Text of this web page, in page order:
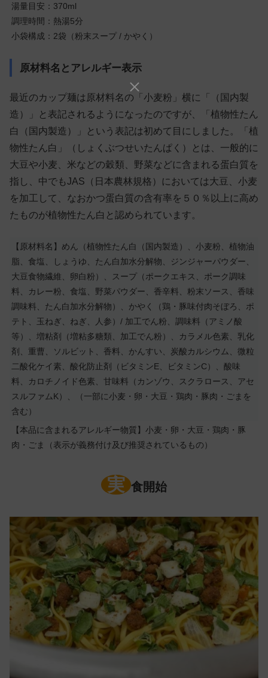
湯量目安：370ml
調理時間：熱湯5分
小袋構成：2袋（粉末スープ / かやく）
原材料名とアレルギー表示
最近のカップ麺は原材料名の「小麦粉」横に「（国内製
造）」と表記されるようになったのですが、「植物性たん
白（国内製造）」という表記は初めて目にしました。「植
物性たん白」（しょくぶつせいたんぱく）とは、一般的に
大豆や小麦、米などの穀類、野菜などに含まれる蛋白質を
指し、中でもJAS（日本農林規格）においては大豆、小麦
を加工して、なおかつ蛋白質の含有率を５０％以上に高め
たものが植物性たん白と認められています。
【原材料名】めん（植物性たん白（国内製造）、小麦粉、植物油
脂、食塩、しょうゆ、たん白加水分解物、ジンジャーパウダー、
大豆食物繊維、卵白粉）、スープ（ポークエキス、ポーク調味
料、カレー粉、食塩、野菜パウダー、香辛料、粉末ソース、香味
調味料、たん白加水分解物）、かやく（鶏・豚味付肉そぼろ、ポ
テト、玉ねぎ、ねぎ、人参）/ 加工でん粉、調味料（アミノ酸
等）、増粘剤（増粘多糖類、加工でん粉）、カラメル色素、乳化
剤、重曹、ソルビット、香料、かんすい、炭酸カルシウム、微粒
二酸化ケイ素、酸化防止剤（ビタミンE、ビタミンC）、酸味
料、カロチノイド色素、甘味料（カンゾウ、スクラロース、アセ
スルファムK）、（一部に小麦・卵・大豆・鶏肉・豚肉・ごまを
含む）
【本品に含まれるアレルギー物質】小麦・卵・大豆・鶏肉・豚
肉・ごま（表示が義務付け及び推奨されているもの）
実 食開始